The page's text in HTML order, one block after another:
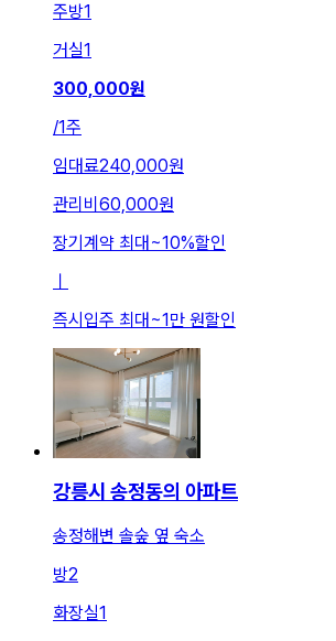
주방1
거실1
300,000원
/1주
임대료240,000원
관리비 60,000원
장기계약 최대 ~10%할인
즉시입주 최대 ~1만 원할인
강릉시 송정동의 아파트
송정해변 솔숲 옆 숙소
방2
화장실1